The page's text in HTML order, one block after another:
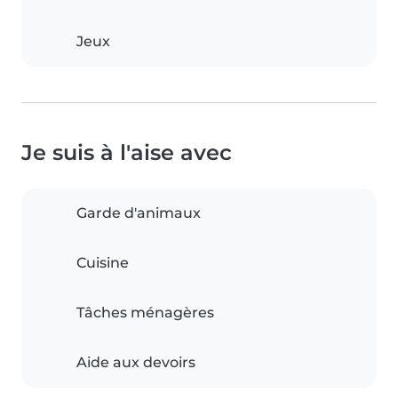
Jeux
Je suis à l'aise avec
Garde d'animaux
Cuisine
Tâches ménagères
Aide aux devoirs